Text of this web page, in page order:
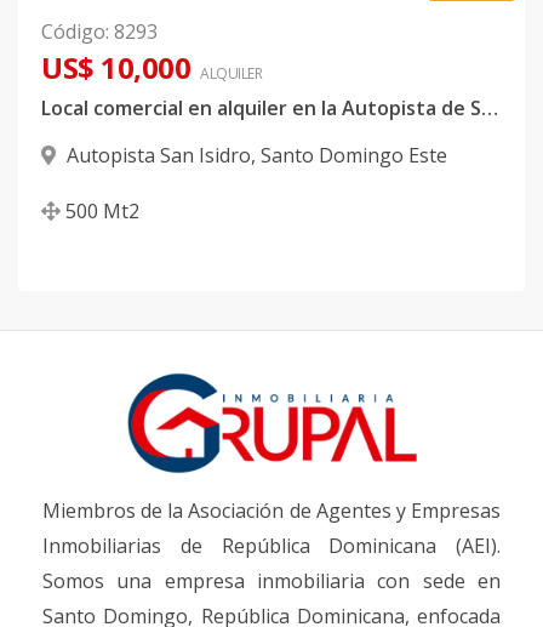
Código: 8293
US$ 10,000 ALQUILER
Local comercial en alquiler en la Autopista de San Isidro
Autopista San Isidro, Santo Domingo Este
500 Mt2
Miembros de la Asociación de Agentes y Empresas
Inmobiliarias de República Dominicana (AEI).
Somos una empresa inmobiliaria con sede en
Santo Domingo, República Dominicana, enfocada